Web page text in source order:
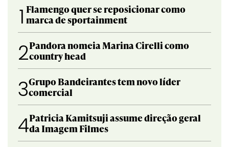
1 Flamengo quer se reposicionar como
marca de sportainment
2Pandora nomeia Marina Cirelli como
country head
3Grupo Bandeirantes tem novo líder
comercial
4Patricia Kamitsuji assume direção geral
da Imagem Filmes